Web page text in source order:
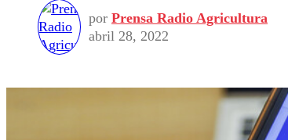
por Prensa Radio Agricultura
abril 28, 2022